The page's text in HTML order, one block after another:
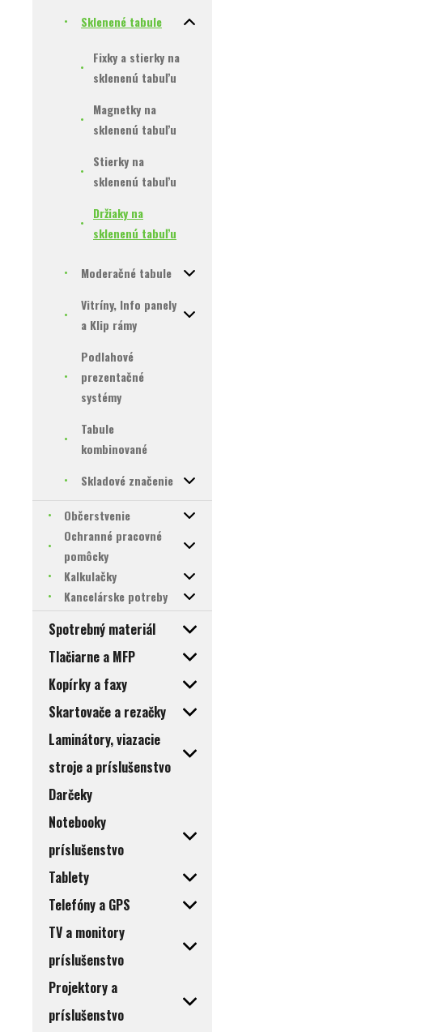
Sklenené tabule
Fixky a stierky na
sklenenú tabuľu
Magnetky na
sklenenú tabuľu
Stierky na
sklenenú tabuľu
Držiaky na
sklenenú tabuľu
Moderačné tabule
Vitríny, Info panely
a Klip rámy
Podlahové
prezentačné
systémy
Tabule
kombinované
Skladové značenie
Občerstvenie
Ochranné pracovné
pomôcky
Kalkulačky
Kancelárske potreby
Spotrebný materiál
Tlačiarne a MFP
Kopírky a faxy
Skartovače a rezačky
Laminátory, viazacie
stroje a príslušenstvo
Darčeky
Notebooky
príslušenstvo
Tablety
Telefóny a GPS
TV a monitory
príslušenstvo
Projektory a
príslušenstvo